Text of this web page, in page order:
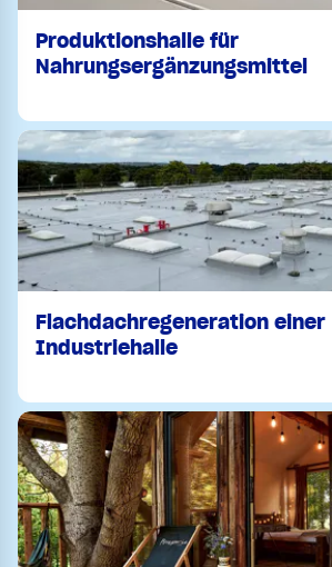
Produktionshalle für
Nahrungsergänzungsmittel
Flachdachregeneration einer
Industriehalle